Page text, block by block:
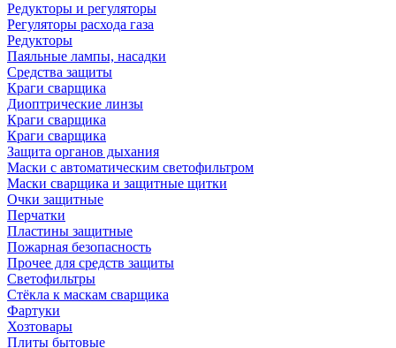
Редукторы и регуляторы
Регуляторы расхода газа
Редукторы
Паяльные лампы, насадки
Средства защиты
Краги сварщика
Диоптрические линзы
Краги сварщика
Краги сварщика
Защита органов дыхания
Маски с автоматическим светофильтром
Маски сварщика и защитные щитки
Очки защитные
Перчатки
Пластины защитные
Пожарная безопасность
Прочее для средств защиты
Светофильтры
Стёкла к маскам сварщика
Фартуки
Хозтовары
Плиты бытовые